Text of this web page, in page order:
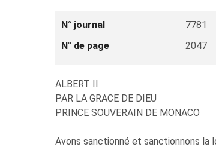
N° journal 7781
N° de page
2047
ALBERT II
PAR LA GRACE DE DIEU
PRINCE SOUVERAIN DE MONACO
Avons sanctionné et sanctionnons la